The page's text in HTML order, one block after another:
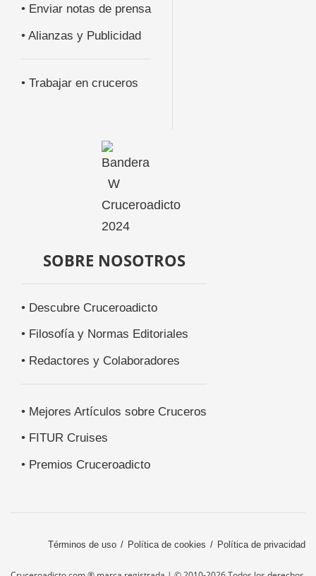
• Enviar notas de prensa
• Alianzas y Publicidad
• Trabajar en cruceros
SOBRE NOSOTROS
• Descubre Cruceroadicto
• Filosofía y Normas Editoriales
• Redactores y Colaboradores
• Mejores Artículos sobre Cruceros
• FITUR Cruises
• Premios Cruceroadicto
Términos de uso Política de cookies Política de privacidad